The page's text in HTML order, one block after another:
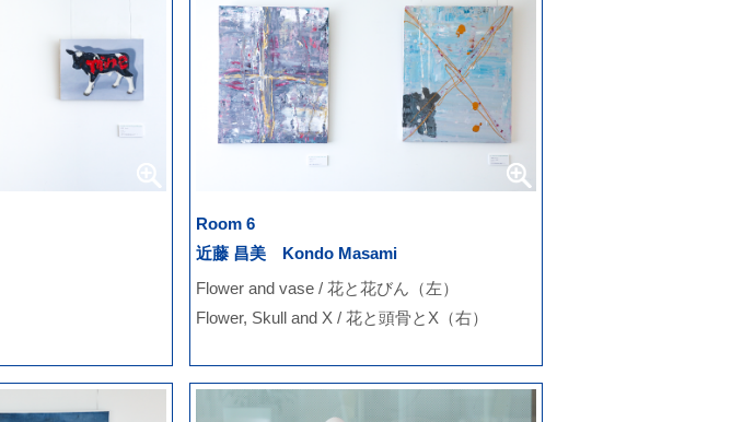
Room 6
近藤 昌美 Kondo Masami
Flower and vase / 花と花びん（左）
Flower, Skull and X / 花と頭骨とX（右）